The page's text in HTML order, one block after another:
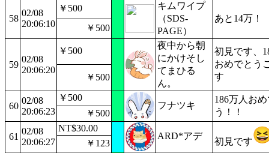
58
02/08
20:06:10
￥500
キムワイプ
（SDS-
PAGE）
あと14万！
￥500
59
02/08
20:06:20
￥500
夜中から朝
にかけそし
てまひる
ん。
初見です、
おめでとう
す
￥500
60
02/08
20:06:23
￥500
フナツキ
186万人お
う！！
￥500
61
02/08
20:06:27
NT$30.00
ARD*アデ
初見です
￥123